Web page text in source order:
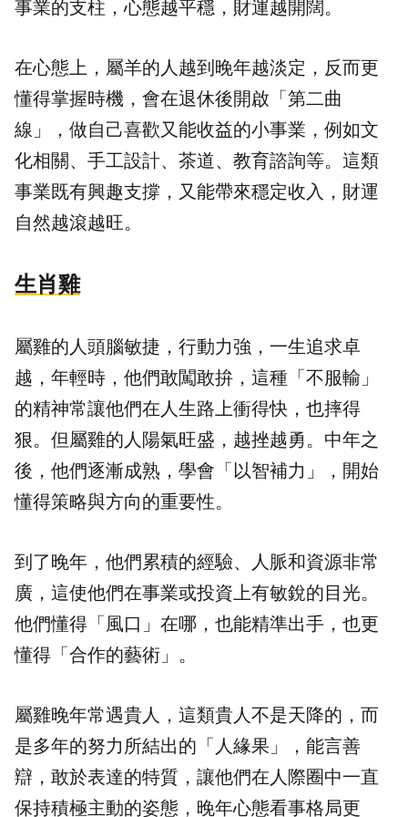
事業的支柱，心態越平穩，財運越開闊。
在心態上，屬羊的人越到晚年越淡定，反而更
懂得掌握時機，會在退休後開啟「第二曲
線」，做自己喜歡又能收益的小事業，例如文
化相關、手工設計、茶道、教育諮詢等。這類
事業既有興趣支撐，又能帶來穩定收入，財運
自然越滾越旺。
生肖雞
屬雞的人頭腦敏捷，行動力強，一生追求卓
越，年輕時，他們敢闖敢拚，這種「不服輸」
的精神常讓他們在人生路上衝得快，也摔得
狠。但屬雞的人陽氣旺盛，越挫越勇。中年之
後，他們逐漸成熟，學會「以智補力」，開始
懂得策略與方向的重要性。
到了晚年，他們累積的經驗、人脈和資源非常
廣，這使他們在事業或投資上有敏銳的目光。
他們懂得「風口」在哪，也能精準出手，也更
懂得「合作的藝術」。
屬雞晚年常遇貴人，這類貴人不是天降的，而
是多年的努力所結出的「人緣果」，能言善
辯，敢於表達的特質，讓他們在人際圈中一直
保持積極主動的姿態，晚年心態看事格局更